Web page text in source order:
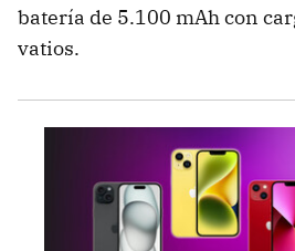
batería de 5.100 mAh con
vatios.